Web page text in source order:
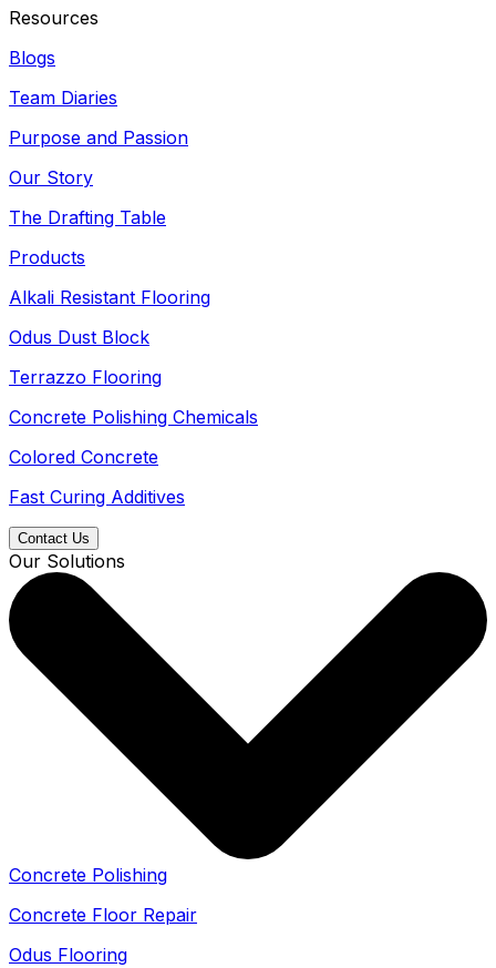
Resources
Blogs
Team Diaries
Purpose and Passion
Our Story
The Drafting Table
Products
Alkali Resistant Flooring
Odus Dust Block
Terrazzo Flooring
Concrete Polishing Chemicals
Colored Concrete
Fast Curing Additives
Contact Us
Our Solutions
Concrete Polishing
Concrete Floor Repair
Odus Flooring